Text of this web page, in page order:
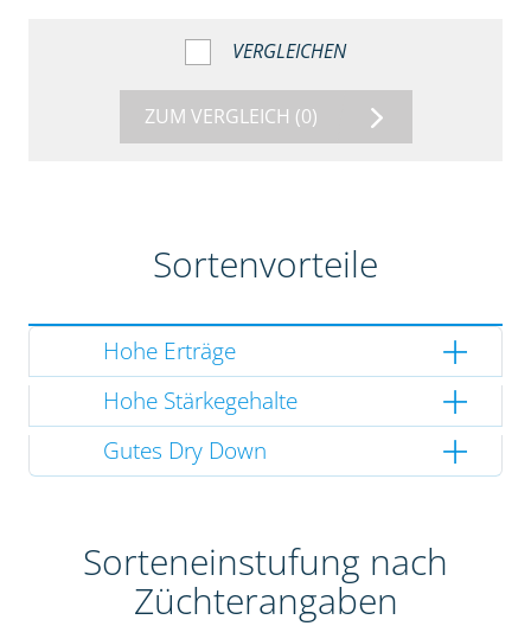
VERGLEICHEN
ZUM VERGLEICH (0)
Sortenvorteile
Hohe Erträge
Hohe Stärkegehalte
Gutes Dry Down
Sorteneinstufung nach
Züchterangaben